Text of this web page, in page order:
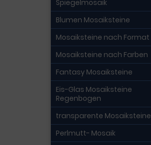
Spiegelmosaik
Blumen Mosaiksteine
Mosaiksteine nach Format
Mosaiksteine nach Farben
Fantasy Mosaiksteine
Eis-Glas Mosaiksteine
Regenbogen
transparente Mosaiksteine
Perlmutt- Mosaik